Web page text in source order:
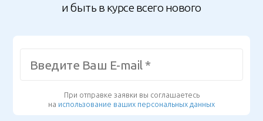
и быть в курсе всего нового
При отправке заявки вы соглашаетесь
на использование ваших персональных данных